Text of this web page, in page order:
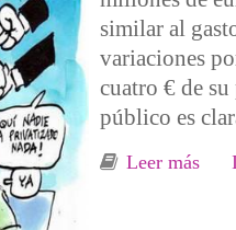
similar al
variaciones
cuatro € de
público es
Leer más